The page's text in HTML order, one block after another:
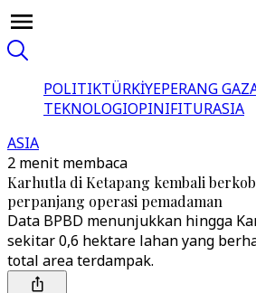
POLITIKTÜRKİYEPERANG
TEKNOLOGIOPINIFITURASIA
ASIA
2 menit membaca
Karhutla di Ketapang kembali
perpanjang operasi pemadaman
Data BPBD menunjukkan hingga
sekitar 0,6 hektare lahan yang
total area terdampak.